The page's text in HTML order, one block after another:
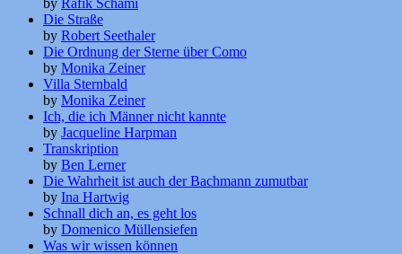
by Rafik Schami
Die Straße
by Robert Seethaler
Die Ordnung der Sterne über Como
by Monika Zeiner
Villa Sternbald
by Monika Zeiner
Ich, die ich Männer nicht kannte
by Jacqueline Harpman
Transkription
by Ben Lerner
Die Wahrheit ist auch der Bachmann zumutbar
by Ina Hartwig
Schnall dich an, es geht los
by Domenico Müllensiefen
Was wir wissen können